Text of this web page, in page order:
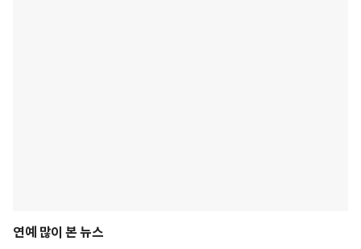
연예 많이 본 뉴스